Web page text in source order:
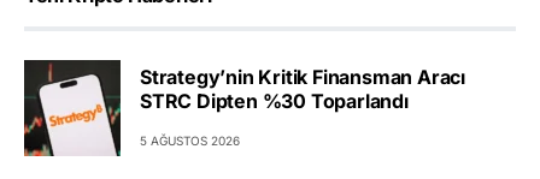
Strategy’nin Kritik Finansman Aracı
STRC Dipten %30 Toparlandı
5 AĞUSTOS 2026